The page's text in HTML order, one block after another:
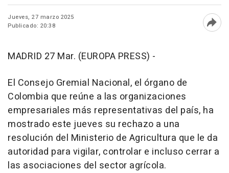
Jueves, 27 marzo 2025
Publicado: 20:38
MADRID 27 Mar. (EUROPA PRESS) -
El Consejo Gremial Nacional, el órgano de
Colombia que reúne a las organizaciones
empresariales más representativas del país, ha
mostrado este jueves su rechazo a una
resolución del Ministerio de Agricultura que le da
autoridad para vigilar, controlar e incluso cerrar a
las asociaciones del sector agrícola.